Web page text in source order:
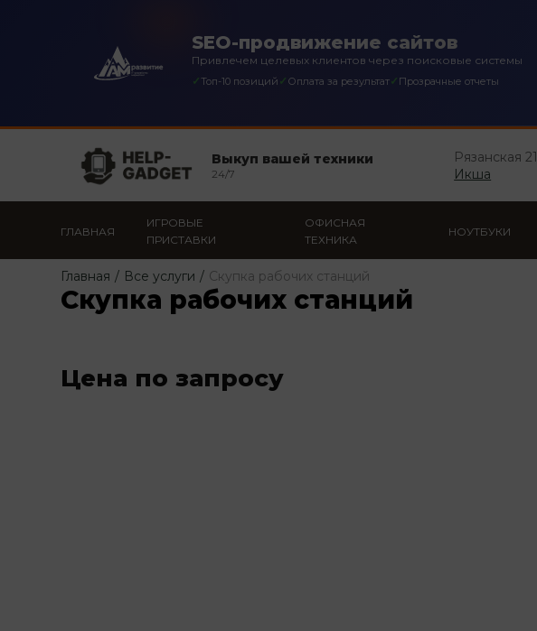
SEO-продвижение сайтов
Привлечем целевых клиентов через поисковые системы
✓Топ-10 позиций ✓ Оплата за результат✓ Прозрачные отчеты
Выкуп вашей техники
24/7
Рязанская 21
Икша
ГЛАВНАЯ
ИГРОВЫЕ
ПРИСТАВКИ
ОФИСНАЯ
ТЕХНИКА
НОУТБУКИ
Главная / Все услуги / Скупка рабочих станций
Скупка рабочих станций
Цена по запросу